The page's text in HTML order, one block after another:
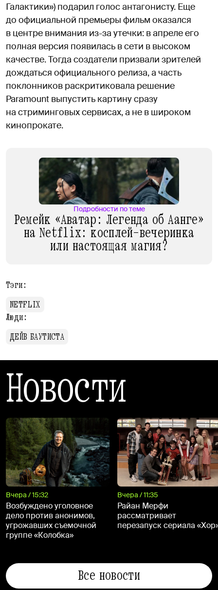
Галактики») подарил голос антагонисту. Еще
до официальной премьеры фильм оказался
в центре внимания из-за утечки: в апреле его
полная версия появилась в сети в высоком
качестве. Тогда создатели призвали зрителей
дождаться официального релиза, а часть
поклонников раскритиковала решение
Paramount выпустить картину сразу
на стриминговых сервисах, а не в широком
кинопрокате.
Подробности по теме
Ремейк «Аватар: Легенда об Аанге»
на Netflix: косплей-вечеринка
или настоящая магия?
Тэги:
NETFLIX
Люди:
ДЕЙВ БАУТИСТА
Новости
Вчера / 15:32
Возбуждено уголовное
дело против анонимов,
угрожавших съемочной
группе «Колобка»
Вчера / 11:35
Райан Мерфи
рассматривает
перезапуск сериала
Все новости